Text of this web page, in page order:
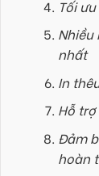
Tối
nhất
In
Hỗ
Đảm
hoàn